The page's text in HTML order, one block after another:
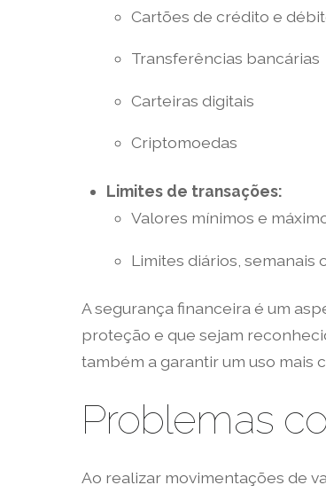
Cartões de crédito e
Transferências bancárias
Carteiras digitais
Criptomoedas
Limites de transações:
Valores mínimos e
Limites diários, semanais
A segurança financeira é um
proteção e que sejam
também a garantir um uso mais
Problemas
Ao realizar movimentações de